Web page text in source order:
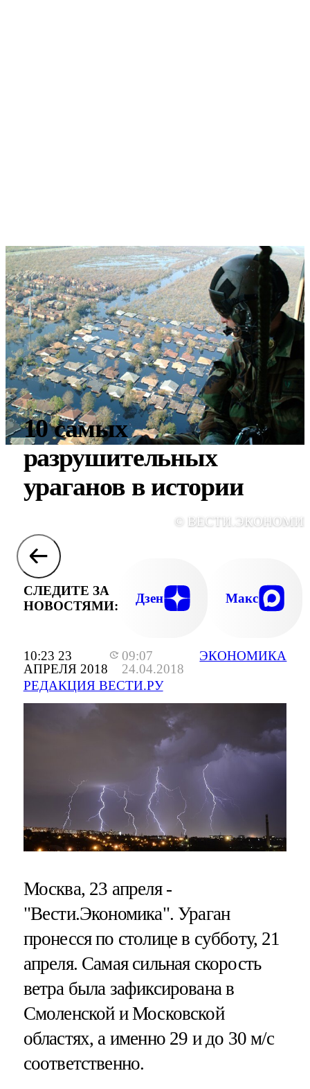
10:23 23
АПРЕЛЯ 2018
09:07
24.04.2018
РЕДАКЦИЯ ВЕСТИ.РУ
ЭКОНОМИКА
10 самых
разрушительных
ураганов в истории
©
СЛЕДИТЕ ЗА
НОВОСТЯМИ:
Дзен Макс
Москва, 23 апреля -
"Вести.Экономика".Ураган
пронесся по столице в субботу, 21
апреля. Самая сильная скорость
ветра была зафиксирована в
Смоленской и Московской
областях, а именно 29 и до 30 м/с
соответственно.